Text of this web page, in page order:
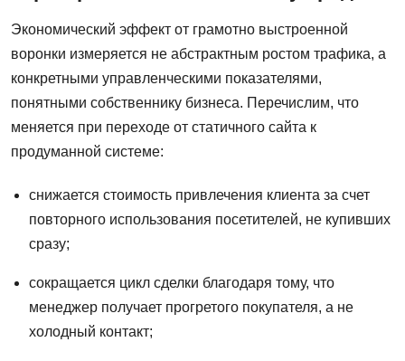
Экономический эффект от грамотно выстроенной
воронки измеряется не абстрактным ростом трафика, а
конкретными управленческими показателями,
понятными собственнику бизнеса. Перечислим, что
меняется при переходе от статичного сайта к
продуманной системе:
снижается стоимость привлечения клиента за счет
повторного использования посетителей, не купивших
сразу;
сокращается цикл сделки благодаря тому, что
менеджер получает прогретого покупателя, а не
холодный контакт;